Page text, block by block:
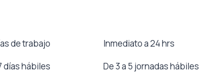
de trabajo Inmediato a 24 hrs
días hábiles De 3 a 5 jornadas hábiles